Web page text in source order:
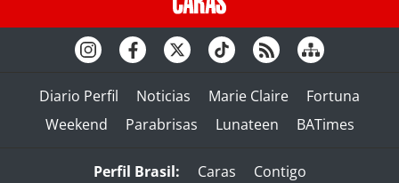
Diario Perfil Noticias Marie Claire
Fortuna
Weekend
Parabrisas Lunateen BATimes
Perfil Brasil: Caras
Contigo